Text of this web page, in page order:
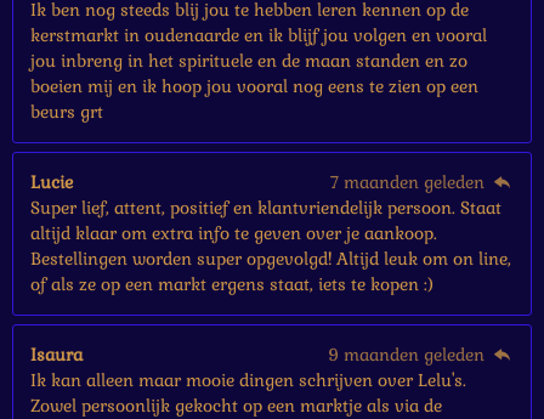
Ik ben nog steeds blij jou te hebben leren kennen op de
kerstmarkt in oudenaarde en ik blijf jou volgen en vooral
jou inbreng in het spirituele en de maan standen en zo
boeien mij en ik hoop jou vooral nog eens te zien op een
beurs grt
Lucie
7 maanden geleden
Super lief, attent, positief en klantvriendelijk persoon. Staat
altijd klaar om extra info te geven over je aankoop.
Bestellingen worden super opgevolgd! Altijd leuk om on line,
of als ze op een markt ergens staat, iets te kopen :)
Isaura
9 maanden geleden
Ik kan alleen maar mooie dingen schrijven over Lelu's.
Zowel persoonlijk gekocht op een marktje als via de